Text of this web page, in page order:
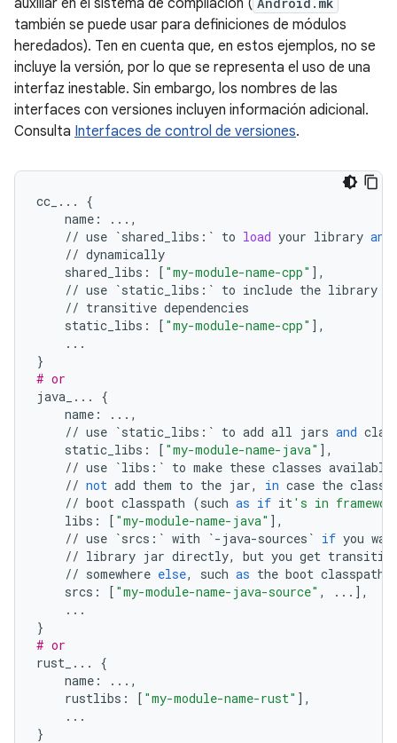
auxiliar en el sistema de compilación (
también se puede usar para definiciones de módulos
heredados). Ten en cuenta que, en estos ejemplos, no se
incluye la versión, por lo que se representa el uso de una
interfaz inestable. Sin embargo, los nombres de las
interfaces con versiones incluyen información adicional.
Consulta Interfaces de control de versiones.
cc_ ...
{
name : ... ,
// use `shared_libs : ` to load your library and
// dynamically
shared_libs : [ "my-module-name-cpp" ],
// use `static_libs : ` to include the library
// transitive dependencies
static_libs : [ "my-module-name-cpp" ],
...
}
# or
java_ ...
{
name : ... ,
// use `static_libs : ` to add all jars and
static_libs : [ "my-module-name-java" ],
// use `libs : ` to make these classes available
// not add them to the jar, in case the
// boot classpath (such as if it's in
libs : [ "my-module-name-java" ],
// use `srcs : ` with `- java-sources ` if you
// library jar directly, but you get
// somewhere else, such as the boot classpath
srcs : [ "my-module-name-java-source" , ... ],
...
}
# or
rust_ ...
{
name : ... ,
rustlibs : [ "my-module-name-rust" ],
...
}